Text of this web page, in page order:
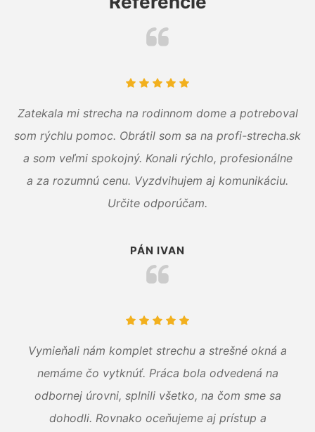
Zatekala mi strecha na rodinnom dome a potreboval
som rýchlu pomoc. Obrátil som sa na profi-strecha.sk
a som veľmi spokojný. Konali rýchlo, profesionálne
a za rozumnú cenu. Vyzdvihujem aj komunikáciu.
Určite odporúčam.
PÁN IVAN
Vymieňali nám komplet strechu a strešné okná a
nemáme čo vytknúť. Práca bola odvedená na
odbornej úrovni, splnili všetko, na čom sme sa
dohodli. Rovnako oceňujeme aj prístup a